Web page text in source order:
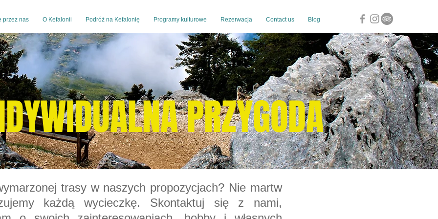
przez nas O Kefalonii Podróż na Kefalonię Programy kulturowe Rezerwacja Contact us Blog
PRZYGODA
trasy w naszych propozycjach? Nie martw
każdą wycieczkę. Skontaktuj się z nami,